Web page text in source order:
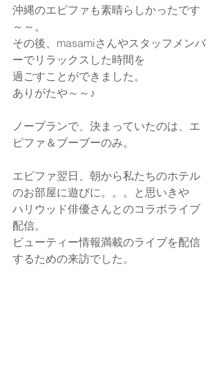
沖縄のエピファも素晴らしかったです
～～。
その後、masamiさんやスタッフメンバ
ーでリラックスした時間を
過ごすことができました。
ありがたや～～♪
ノープランで、決まっていたのは、エ
ピファ＆ブーブーのみ。
エピファ翌日、朝から私たちのホテル
のお部屋に遊びに。。。と思いきや
ハリウッド俳優さんとのコラボライブ
配信。
ビューティー情報満載のライブを配信
するための来訪でした。